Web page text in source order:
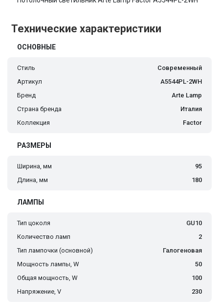
Технические характеристики
ОСНОВНЫЕ
Стиль
Современный
Артикул
A5544PL-2WH
Бренд
Arte Lamp
Страна бренда
Италия
Коллекция
Factor
РАЗМЕРЫ
Ширина, мм
95
Длина, мм
180
ЛАМПЫ
Тип цоколя
GU10
Количество ламп
2
Тип лампочки (основной)
Галогеновая
Мощность лампы, W
50
Общая мощность, W
100
Напряжение, V
230